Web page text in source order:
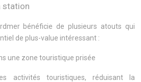
station
bénéficie de plusieurs atouts qui
de plus-value intéressant :
une zone touristique prisée
activités touristiques, réduisant la